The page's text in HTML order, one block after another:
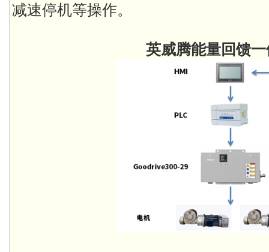
减速停机等操作。
英威腾能量回馈